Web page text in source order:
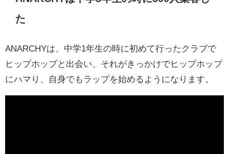
た
ANARCHYは、中学1年生の時に初めて行ったクラブで
ヒップホップと出会い、それがきっかけでヒップホップ
にハマり、自身でもラップを始めるようになります。